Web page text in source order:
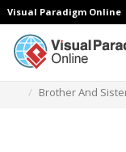
Visual Paradigm Online
Brother And